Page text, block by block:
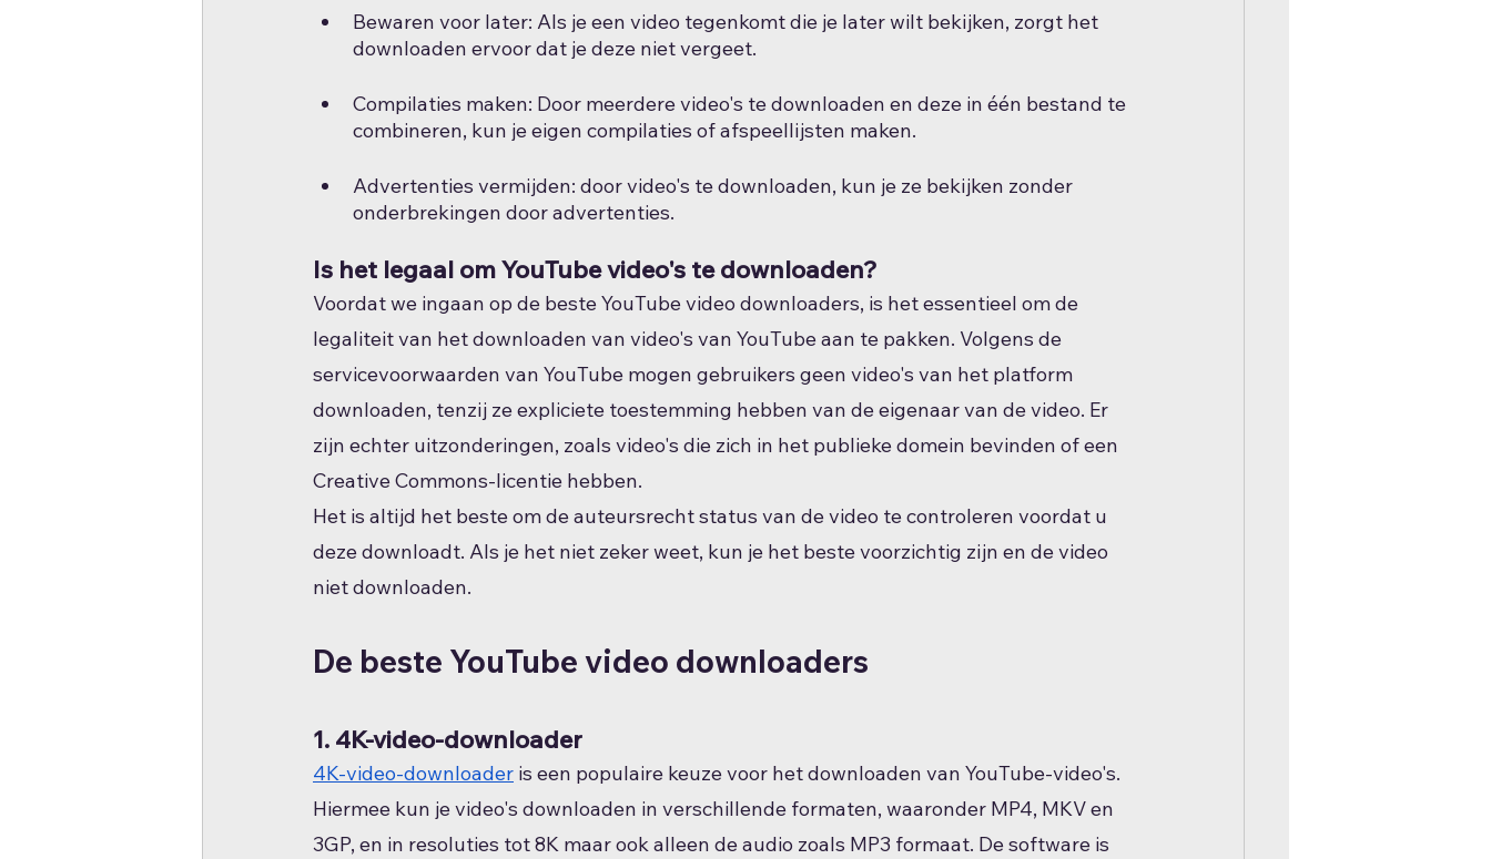
Bewaren voor later: Als je een video tegenkomt die je later wilt bekijken, zorgt het
downloaden ervoor dat je deze niet vergeet.
Compilaties maken: Door meerdere video's te downloaden en deze in één bestand te
combineren, kun je eigen compilaties of afspeellijsten maken.
Advertenties vermijden: door video's te downloaden, kun je ze bekijken zonder
onderbrekingen door advertenties.
Is het legaal om YouTube video's te downloaden?
Voordat we ingaan op de beste YouTube video downloaders, is het essentieel om de
legaliteit van het downloaden van video's van YouTube aan te pakken. Volgens de
servicevoorwaarden van YouTube mogen gebruikers geen video's van het platform
downloaden, tenzij ze expliciete toestemming hebben van de eigenaar van de video. Er
zijn echter uitzonderingen, zoals video's die zich in het publieke domein bevinden of een
Creative Commons-licentie hebben.
Het is altijd het beste om de auteursrecht status van de video te controleren voordat u
deze downloadt. Als je het niet zeker weet, kun je het beste voorzichtig zijn en de video
niet downloaden.
De beste YouTube video downloaders
1. 4K-video-downloader
4K-video-downloader is een populaire keuze voor het downloaden van YouTube-video's.
Hiermee kun je video's downloaden in verschillende formaten, waaronder MP4, MKV en
3GP, en in resoluties tot 8K maar ook alleen de audio zoals MP3 formaat. De software is